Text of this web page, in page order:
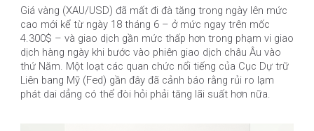
Giá vàng (XAU/USD) đã mất đi đà tăng trong ngày lên mức
cao mới kể từ ngày 18 tháng 6 – ở mức ngay trên mốc
4.300$ – và giao dịch gần mức thấp hơn trong phạm vi giao
dịch hàng ngày khi bước vào phiên giao dịch châu Âu vào
thứ Năm. Một loạt các quan chức nổi tiếng của Cục Dự trữ
Liên bang Mỹ (Fed) gần đây đã cảnh báo rằng rủi ro lạm
phát dai dẳng có thể đòi hỏi phải tăng lãi suất hơn nữa.